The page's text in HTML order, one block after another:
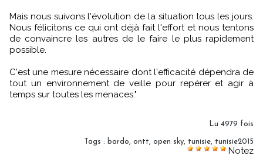
Mais nous suivons l'évolution de la situation tous les jours.
Nous félicitons ce qui ont déjà fait l'effort et nous tentons
de convaincre les autres de le faire le plus rapidement
possible.
C'est une mesure nécessaire dont l'efficacité dépendra de
tout un environnement de veille pour repérer et agir à
temps sur toutes les menaces."
Lu 4979 fois
Tags : bardo ontt open sky tunisie tunisie2015
Notez